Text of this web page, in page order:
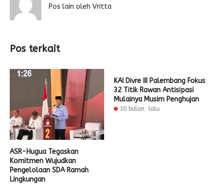
Pos lain oleh Vritta
Pos terkait
ASR-Hugua Tegaskan
Komitmen Wujudkan
Pengelolaan SDA Ramah
Lingkungan
KAI Divre III Palembang Fokus
32 Titik Rawan Antisipasi
Mulainya Musim Penghujan
10 bulan lalu